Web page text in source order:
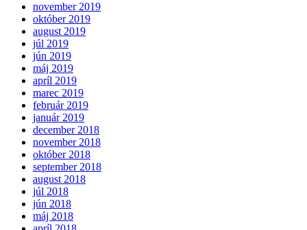
november 2019
október 2019
august 2019
júl 2019
jún 2019
máj 2019
apríl 2019
marec 2019
február 2019
január 2019
december 2018
november 2018
október 2018
september 2018
august 2018
júl 2018
jún 2018
máj 2018